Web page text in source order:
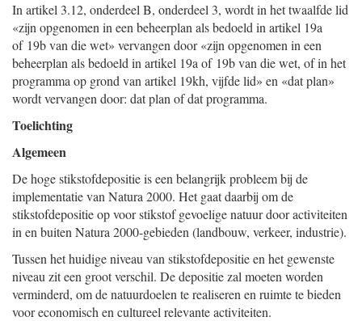
In artikel 3.12, onderdeel B, onderdeel 3, wordt in het twaalfde lid
«zijn opgenomen in een beheerplan als bedoeld in artikel 19a
of 19b van die wet» vervangen door «zijn opgenomen in een
beheerplan als bedoeld in artikel 19a of 19b van die wet, of in het
programma op grond van artikel 19kh, vijfde lid» en «dat plan»
wordt vervangen door: dat plan of dat programma.
Toelichting
Algemeen
De hoge stikstofdepositie is een belangrijk probleem bij de
implementatie van Natura 2000. Het gaat daarbij om de
stikstofdepositie op voor stikstof gevoelige natuur door activiteiten
in en buiten Natura 2000-gebieden (landbouw, verkeer, industrie).
Tussen het huidige niveau van stikstofdepositie en het gewenste
niveau zit een groot verschil. De depositie zal moeten worden
verminderd, om de natuurdoelen te realiseren en ruimte te bieden
voor economisch en cultureel relevante activiteiten.